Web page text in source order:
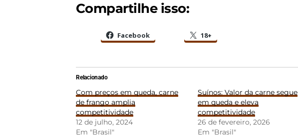
Compartilhe isso:
Facebook 18+
Relacionado
Com preços em queda, carne
de frango amplia
competitividade
12 de julho, 2024
Em "Brasil"
Suínos: Valor da carne segue
em queda e eleva
competitividade
26 de fevereiro, 2026
Em "Brasil"